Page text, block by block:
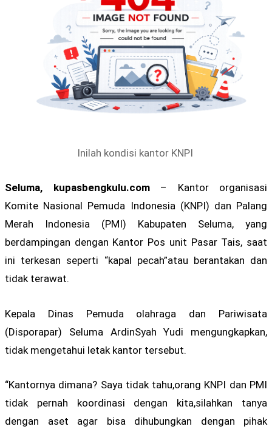
Inilah kondisi kantor KNPI
Seluma, kupasbengkulu.com– Kantor organisasi
Komite Nasional Pemuda Indonesia (KNPI) dan Palang
Merah Indonesia (PMI) Kabupaten Seluma, yang
berdampingan dengan Kantor Pos unit Pasar Tais, saat
ini terkesan seperti “kapal pecah”atau berantakan dan
tidak terawat.
Kepala Dinas Pemuda olahraga dan Pariwisata
(Disporapar) Seluma ArdinSyah Yudi mengungkapkan,
tidak mengetahui letak kantor tersebut.
“Kantornya dimana? Saya tidak tahu,orang KNPI dan PMI
tidak pernah koordinasi dengan kita,silahkan tanya
dengan aset agar bisa dihubungkan dengan pihak